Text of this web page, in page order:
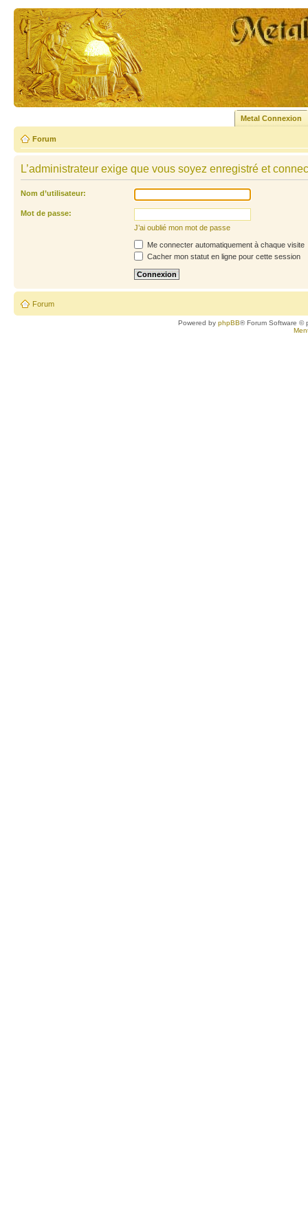
Metal Connexion
Forum
L’administrateur exige que vous soyez enregistré et
Nom d’utilisateur:
Mot de passe:
J’ai oublié mon mot de passe
Me connecter automatiquement à chaque visite
Cacher mon statut en ligne pour cette session
Forum
Powered byphpBB® Forum Software ©